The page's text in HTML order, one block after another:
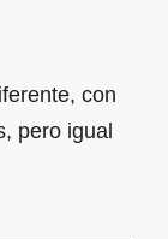
con
pero igual